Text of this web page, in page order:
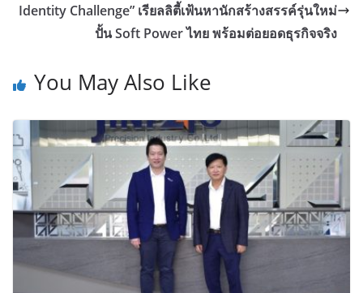
Identity Challenge” เรียลลิตี้เฟ้นหานักสร้างสรรค์รุ่นใหม่
ปั้น Soft Power ไทย พร้อมต่อยอดธุรกิจจริง
You May Also Like